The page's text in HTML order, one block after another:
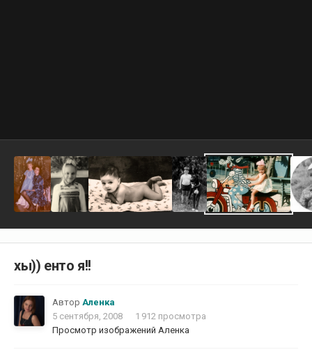
хы)) енто я!!
Автор Аленка
5 сентября, 2008
1 912 просмотра
Просмотр изображений Аленка